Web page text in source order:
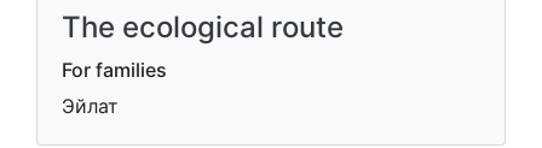
The ecological route
For families
Эйлат